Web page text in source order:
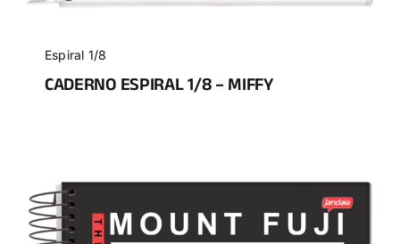
Espiral 1/8
CADERNO ESPIRAL 1/8 – MIFFY